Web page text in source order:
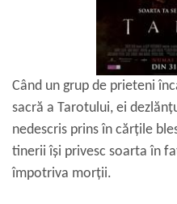
Când un grup de prieteni
sacră a Tarotului, ei
nedescris prins în cărțile
tinerii își privesc soarta în
împotriva morții.